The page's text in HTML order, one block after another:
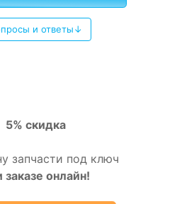
и ответы↓
5% скидка
запчасти под ключ
заказе онлайн!